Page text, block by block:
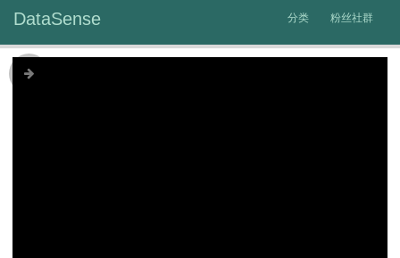
DataSense 分类 粉丝社群